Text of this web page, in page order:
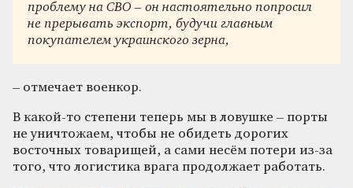
проблему на СВО – он настоятельно попросил
не прерывать экспорт, будучи главным
покупателем украинского зерна,
– отмечает военкор.
В какой-то степени теперь мы в ловушке – порты
не уничтожаем, чтобы не обидеть дорогих
восточных товарищей, а сами несём потери из-за
того, что логистика врага продолжает работать.